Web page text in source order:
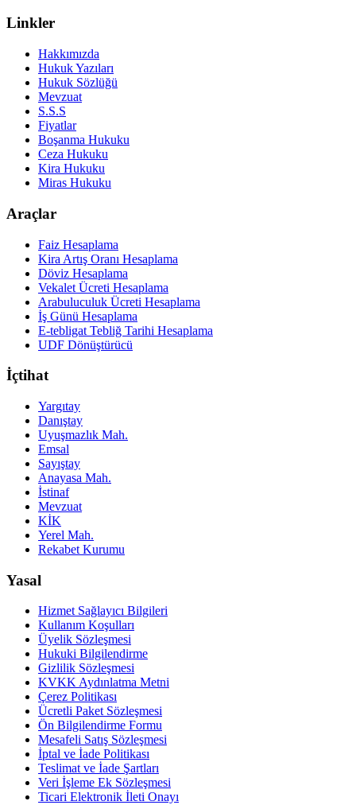
Linkler
Hakkımızda
Hukuk Yazıları
Hukuk Sözlüğü
Mevzuat
S.S.S
Fiyatlar
Boşanma Hukuku
Ceza Hukuku
Kira Hukuku
Miras Hukuku
Araçlar
Faiz Hesaplama
Kira Artış Oranı Hesaplama
Döviz Hesaplama
Vekalet Ücreti Hesaplama
Arabuluculuk Ücreti Hesaplama
İş Günü Hesaplama
E-tebligat Tebliğ Tarihi Hesaplama
UDF Dönüştürücü
İçtihat
Yargıtay
Danıştay
Uyuşmazlık Mah.
Emsal
Sayıştay
Anayasa Mah.
İstinaf
Mevzuat
KİK
Yerel Mah.
Rekabet Kurumu
Yasal
Hizmet Sağlayıcı Bilgileri
Kullanım Koşulları
Üyelik Sözleşmesi
Hukuki Bilgilendirme
Gizlilik Sözleşmesi
KVKK Aydınlatma Metni
Çerez Politikası
Ücretli Paket Sözleşmesi
Ön Bilgilendirme Formu
Mesafeli Satış Sözleşmesi
İptal ve İade Politikası
Teslimat ve İade Şartları
Veri İşleme Ek Sözleşmesi
Ticari Elektronik İleti Onayı